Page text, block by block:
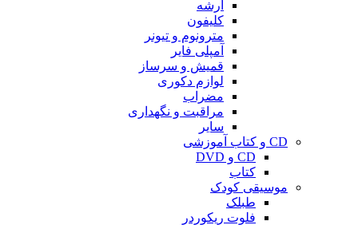
آرشه
کلیفون
مترونوم و تیونر
آمپلی فایر
قمیش و سرساز
لوازم دکوری
مضراب
مراقبت و نگهداری
سایر
CD و کتاب آموزشی
CD و DVD
کتاب
موسیقی کودک
طبلک
فلوت ریکوردر